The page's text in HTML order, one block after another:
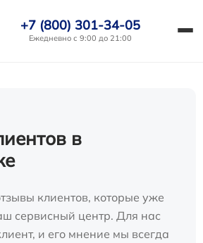
+7 (800) 301-34-05
Ежедневно с 9:00 до 21:00
в
клиентов, которые уже
сервисный центр. Для нас
и его мнение мы всегда